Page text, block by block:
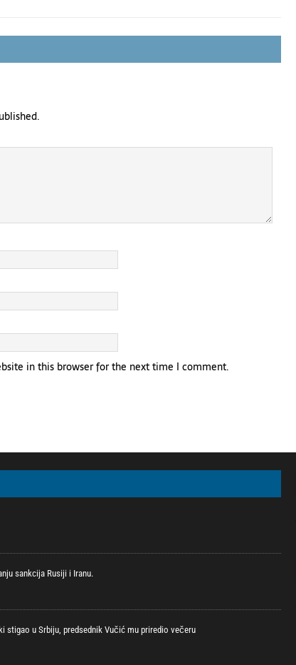
in this browser for the next time I comment.
sankcija Rusiji i Iranu.
stigao u Srbiju, predsednik Vučić mu priredio večeru